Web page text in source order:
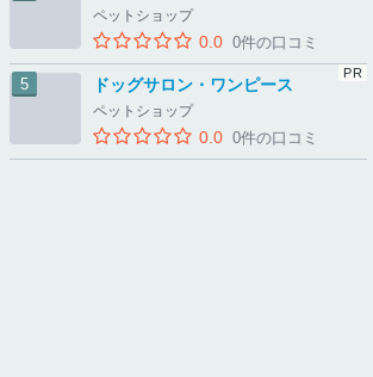
ペットショップ
0.0 0件の口コミ
ドッグサロン・ワンピース
ペットショップ
0.0 0件の口コミ